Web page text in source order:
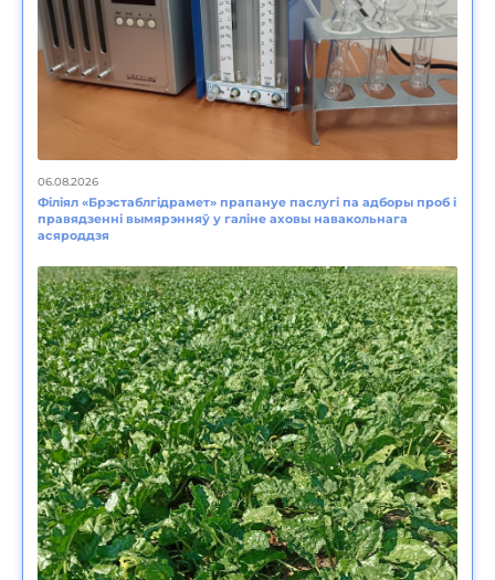
06.08.2026
Філіял «Брэстаблгідрамет» прапануе паслугі па адборы проб і
правядзенні вымярэнняў у галіне аховы навакольнага
асяроддзя